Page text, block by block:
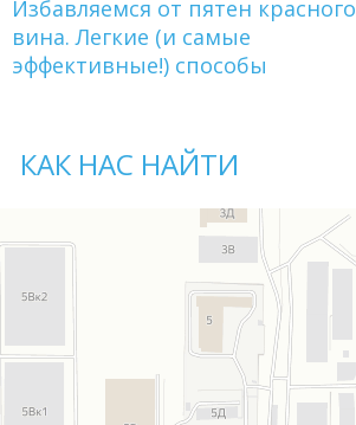
Избавляемся от пятен красного
вина. Легкие (и самые
эффективные!) способы
КАК НАС НАЙТИ